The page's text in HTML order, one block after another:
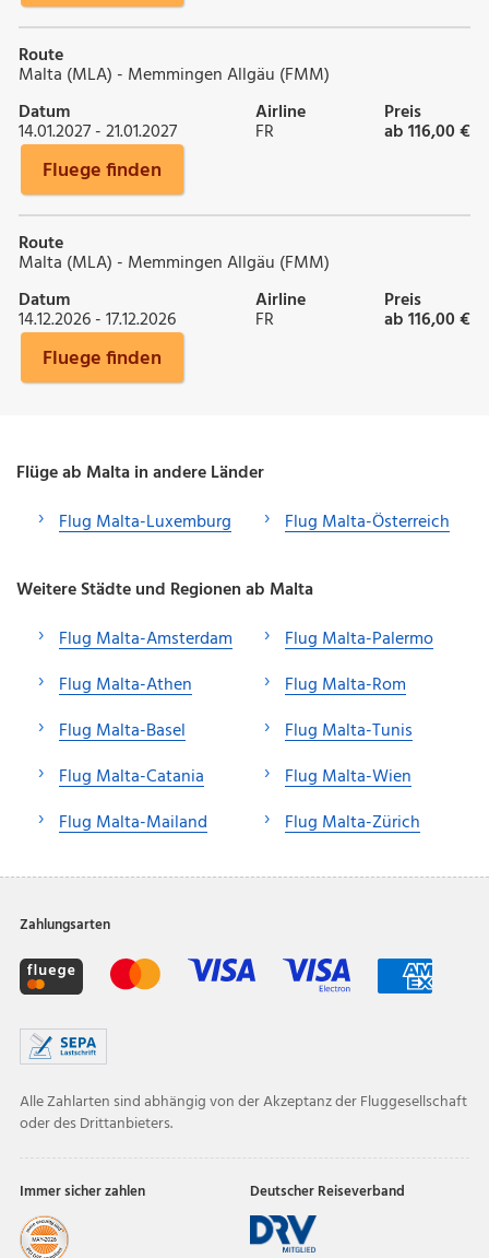
Route
Malta (MLA) - Memmingen Allgäu (FMM)
Datum
14.01.2027 - 21.01.2027
Airline
FR
Preis
ab 116,00 €
Fluege finden
Route
Malta (MLA) - Memmingen Allgäu (FMM)
Datum
14.12.2026 - 17.12.2026
Airline
FR
Preis
ab 116,00 €
Fluege finden
Flüge ab Malta in andere Länder
Flug Malta-Luxemburg
Flug Malta-Österreich
Weitere Städte und Regionen ab Malta
Flug Malta-Amsterdam
Flug Malta-Athen
Flug Malta-Basel
Flug Malta-Catania
Flug Malta-Mailand
Flug Malta-Palermo
Flug Malta-Rom
Flug Malta-Tunis
Flug Malta-Wien
Flug Malta-Zürich